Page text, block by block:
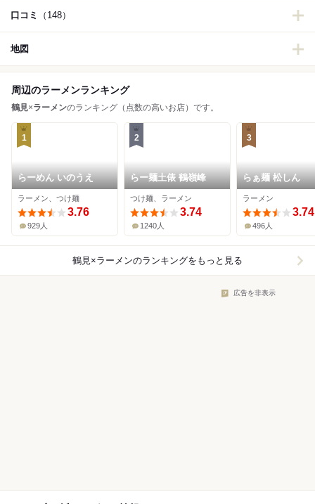
口コミ （148）
地図
周辺のラーメンランキング
鶴見×ラーメンのランキング（点数の高いお店）です。
1
らーめん いのうえ
ラーメン、つけ麺
3.76
929人
2
らー麺土俵 鶴嶺峰
つけ麺、ラーメン
3.74
1240人
3
らぁ麺 松しん
ラーメン
3.74
496人
鶴見×ラーメンのランキングをもっと見る
広告を非表示